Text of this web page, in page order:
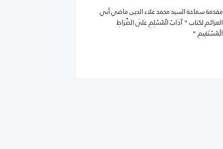
مقدمة سماحة السيد محمد علاء الدين ماضي أبي
العزائم لكتاب " آدَابُ الْمُسْلِمِ عَلَى الصِّرَاطِ
الْمُسْتَقِيمِ "